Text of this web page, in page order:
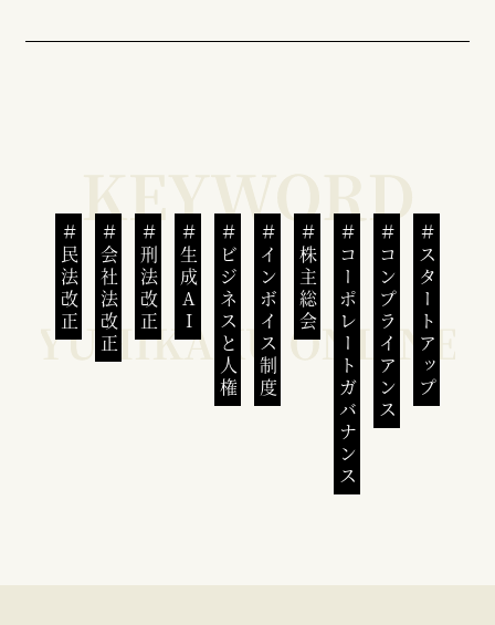
民法改正 会社法改正 刑法改正 生成AI ビジネスと人権インボイス制度 株主総会 コーポレートガバナンスコンプライアンススタートアップ